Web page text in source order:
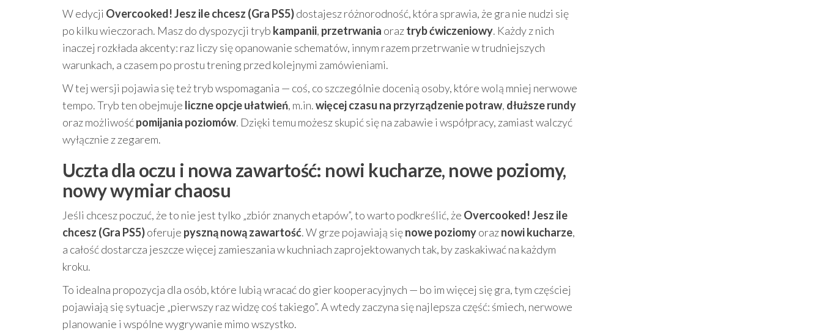
W edycji Overcooked! Jesz ile chcesz (Gra PS5)dostajesz różnorodność, która sprawia, że gra nie nudzi się
po kilku wieczorach. Masz do dyspozycji tryb kampanii, przetrwania oraztryb ćwiczeniowy. Każdy z nich
inaczej rozkłada akcenty: raz liczy się opanowanie schematów, innym razem przetrwanie w trudniejszych
warunkach, a czasem po prostu trening przed kolejnymi zamówieniami.
W tej wersji pojawia się też tryb wspomagania — coś, co szczególnie docenią osoby, które wolą mniej nerwowe
tempo. Tryb ten obejmuje liczne opcje ułatwień, m.in.więcej czasu na przyrządzenie potraw, dłuższe rundy
oraz możliwośćpomijania poziomów. Dzięki temu możesz skupić się na zabawie i współpracy, zamiast walczyć
wyłącznie z zegarem.
Uczta dla oczu i nowa zawartość: nowi kucharze, nowe poziomy,
nowy wymiar chaosu
Jeśli chcesz poczuć, że to nie jest tylko „zbiór znanych etapów”, to warto podkreślić, że Overcooked! Jesz ile
chcesz (Gra PS5)oferuje pyszną nową zawartość. W grze pojawiają sięnowe poziomyoraznowi kucharze,
a całość dostarcza jeszcze więcej zamieszania w kuchniach zaprojektowanych tak, by zaskakiwać na każdym
kroku.
To idealna propozycja dla osób, które lubią wracać do gier kooperacyjnych — bo im więcej się gra, tym częściej
pojawiają się sytuacje „pierwszy raz widzę coś takiego”. A wtedy zaczyna się najlepsza część: śmiech, nerwowe
planowanie i wspólne wygrywanie mimo wszystko.